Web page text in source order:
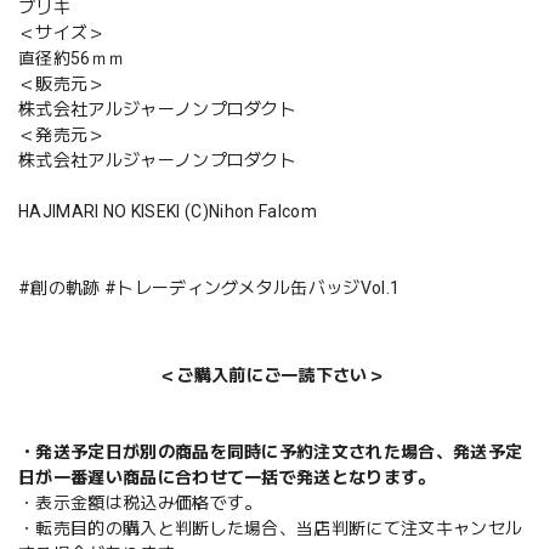
ブリキ
＜サイズ＞
直径約56ｍｍ
＜販売元＞
株式会社アルジャーノンプロダクト
＜発売元＞
株式会社アルジャーノンプロダクト
HAJIMARI NO KISEKI (C)Nihon Falcom
#創の軌跡 #トレーディングメタル缶バッジVol.1
＜ご購入前にご一読下さい＞
・発送予定日が別の商品を同時に予約注文された場合、発送予定
日が一番遅い商品に合わせて一括で発送となります。
・表示金額は税込み価格です。
・転売目的の購入と判断した場合、当店判断にて注文キャンセル